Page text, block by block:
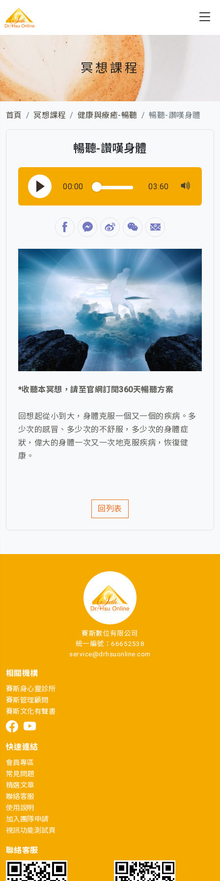
冥想課程
首頁 冥想課程 健康與療癒-暢聽 暢聽-讚嘆身體
暢聽-讚嘆身體
00:00 03:60
*收聽本冥想，請至官網訂閱360天暢聽方案
回想起從小到大，身體克服一個又一個的疾病。多
少次的感冒、多少次的不舒服，多少次的身體症
狀，偉大的身體一次又一次地克服疾病，恢復健
康。
回列表
賽斯數位有限公司
統一編號：66652538
service@drhsuonline.com
相關機構
賽斯身心靈診所
賽斯管理顧問
賽斯文化有聲書
快速連結
會員專區
常見問題
精選文章
聯絡客服
使用說明
加入團隊申請
視訊功能測試頁
聯絡客服